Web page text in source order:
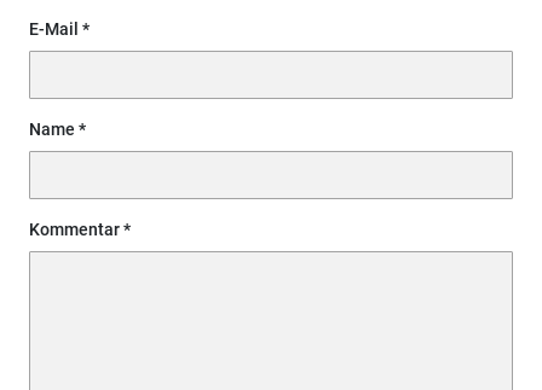
E-Mail
Name
Kommentar